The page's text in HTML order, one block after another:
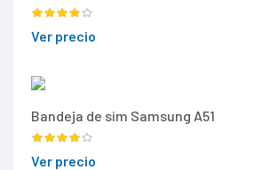
Ver precio
Bandeja de sim Samsung A51
Ver precio